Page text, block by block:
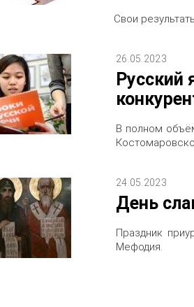
Свои
26.05.2023
Русский
В полном
24.05.2023
День
Праздник
Мефодия.